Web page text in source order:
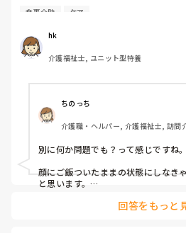
[スプーンで口をぬぐわない]
自分やっちゃってるなと思いました。
皆さんはどうですか⁇
食事介助 ケア
hk
介護福祉士, ユニット型特養
ちのっち
介護職・ヘルパー, 介護福祉士, 訪問
別に何か問題でも？って感じですね。
顔にご飯ついたままの状態にしなき
と思います。
私お風呂専属でバイトしてるんです
回答をもっと